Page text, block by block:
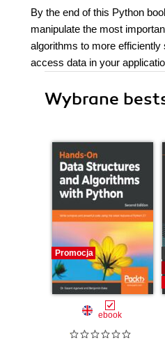
By the end of this Python
manipulate the most
algorithms to more efficiently
access data in your
Wybrane
Promocja
ebook